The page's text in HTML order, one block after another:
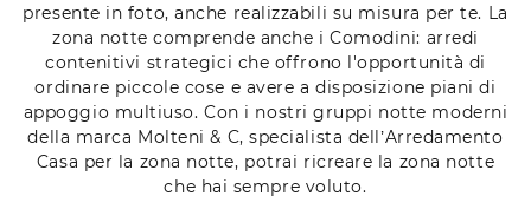
presente in foto, anche realizzabili su misura per te. La
zona notte comprende anche i Comodini: arredi
contenitivi strategici che offrono l'opportunità di
ordinare piccole cose e avere a disposizione piani di
appoggio multiuso. Con i nostri gruppi notte moderni
della marca Molteni & C, specialista dell’Arredamento
Casa per la zona notte, potrai ricreare la zona notte
che hai sempre voluto.